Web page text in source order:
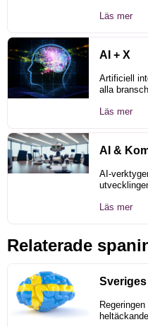
Läs mer
AI + X
Artificiell
alla
Läs mer
AI &
AI-
Läs mer
Relaterade